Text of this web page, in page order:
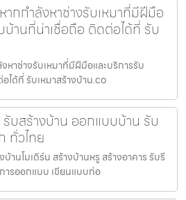
ากกำลังหาช่างรับเหมาที่มีฝีมือ
านที่น่าเชื่อถือ ติดต่อได้ที่ รับ
หาช่างรับเหมาที่มีฝีมือและบริการรับ
ด้ที่ รับเหมาสร้างบ้าน.co
รับสร้างบ้าน ออกแบบบ้าน รับ
ทั่วไทย
านโมเดิร์น สร้างบ้านหรู สร้างอาคาร รับรี
ารออกแบบ เขียนแบบก่อ